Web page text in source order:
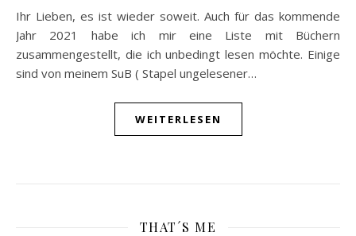
Ihr Lieben, es ist wieder soweit. Auch für das kommende
Jahr 2021 habe ich mir eine Liste mit Büchern
zusammengestellt, die ich unbedingt lesen möchte. Einige
sind von meinem SuB ( Stapel ungelesener…
WEITERLESEN
THAT´S ME